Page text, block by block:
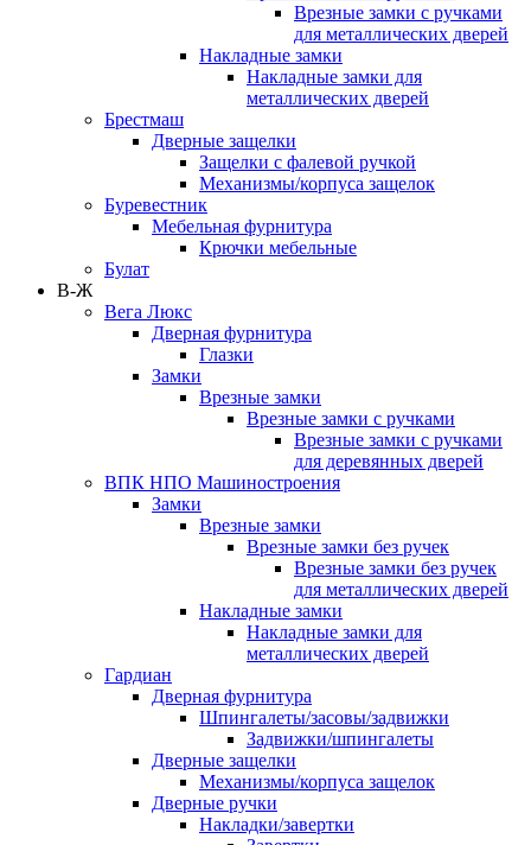
Врезные замки с ручками
для металлических дверей
Накладные замки
Накладные замки для
металлических дверей
Брестмаш
Дверные защелки
Защелки с фалевой ручкой
Механизмы/корпуса защелок
Буревестник
Мебельная фурнитура
Крючки мебельные
Булат
В-Ж
Вега Люкс
Дверная фурнитура
Глазки
Замки
Врезные замки
Врезные замки с ручками
Врезные замки с ручками
для деревянных дверей
ВПК НПО Машиностроения
Замки
Врезные замки
Врезные замки без ручек
Врезные замки без ручек
для металлических дверей
Накладные замки
Накладные замки для
металлических дверей
Гардиан
Дверная фурнитура
Шпингалеты/засовы/задвижки
Задвижки/шпингалеты
Дверные защелки
Механизмы/корпуса защелок
Дверные ручки
Накладки/завертки